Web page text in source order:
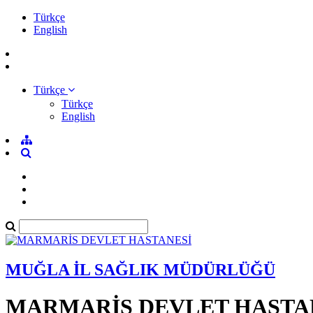
Türkçe
English
Türkçe
Türkçe
English
MUĞLA İL SAĞLIK MÜDÜRLÜĞÜ
MARMARİS DEVLET